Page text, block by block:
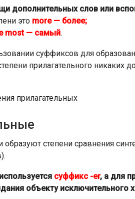
дополнительных слов или
это more — более;
most — самый.
суффиксов для
прилагательного никаких
степени сравнения
суффикс -er, а для
объекту исключительного